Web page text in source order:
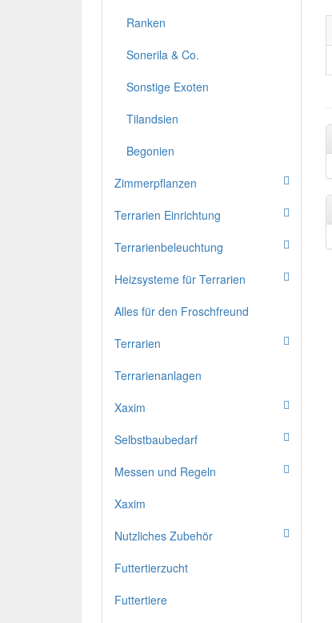
Ranken
Sonerila & Co.
Sonstige Exoten
Tilandsien
Begonien
Zimmerpflanzen
Terrarien Einrichtung
Terrarienbeleuchtung
Heizsysteme für Terrarien
Alles für den Froschfreund
Terrarien
Terrarienanlagen
Xaxim
Selbstbaubedarf
Messen und Regeln
Xaxim
Nutzliches Zubehör
Futtertierzucht
Futtertiere